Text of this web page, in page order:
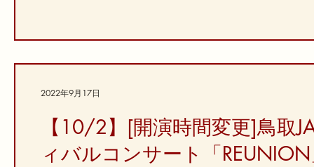
【10/2】[開演時間変更]鳥取
ィバルコンサート「
2022年9月17日